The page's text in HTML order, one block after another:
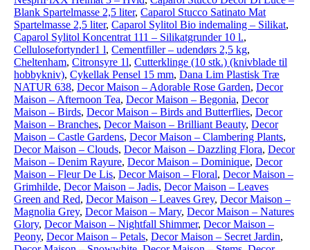
Blank Spartelmasse 2,5 liter, Caparol Stucco Satinato Mat
Spartelmasse 2,5 liter, Caparol Sylitol Bio indemaling – Silikat,
Caparol Sylitol Koncentrat 111 – Silikatgrunder 10 l.,
Cellulosefortynder1 l, Cementfiller – udendørs 2,5 kg,
Cheltenham, Citronsyre 1l, Cutterklinge (10 stk.) (knivblade til
hobbykniv), Cykellak Pensel 15 mm, Dana Lim Plastisk Træ
NATUR 638, Decor Maison – Adorable Rose Garden, Decor
Maison – Afternoon Tea, Decor Maison – Begonia, Decor
Maison – Birds, Decor Maison – Birds and Butterflies, Decor
Maison – Branches, Decor Maison – Brilliant Beauty, Decor
Maison – Castle Gardens, Decor Maison – Clambering Plants,
Decor Maison – Clouds, Decor Maison – Dazzling Flora, Decor
Maison – Denim Rayure, Decor Maison – Dominique, Decor
Maison – Fleur De Lis, Decor Maison – Floral, Decor Maison –
Grimhilde, Decor Maison – Jadis, Decor Maison – Leaves
Green and Red, Decor Maison – Leaves Grey, Decor Maison –
Magnolia Grey, Decor Maison – Mary, Decor Maison – Natures
Glory, Decor Maison – Nightfall Shimmer, Decor Maison –
Peony, Decor Maison – Petals, Decor Maison – Secret Jardin,